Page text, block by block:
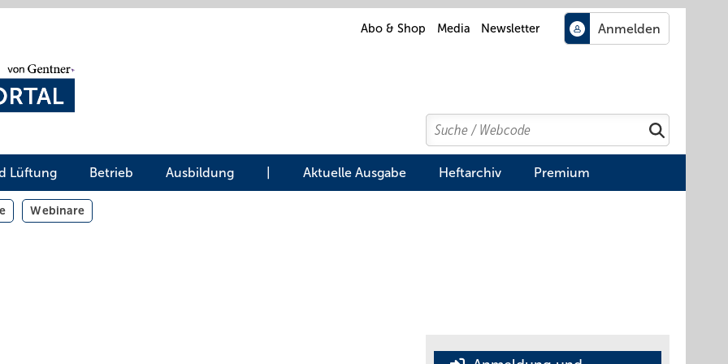
Abo & Shop Media Newsletter
Search
Suchen
Lüftung Betrieb Ausbildung Aktuelle Ausgabe Heftarchiv Premium
Webinare